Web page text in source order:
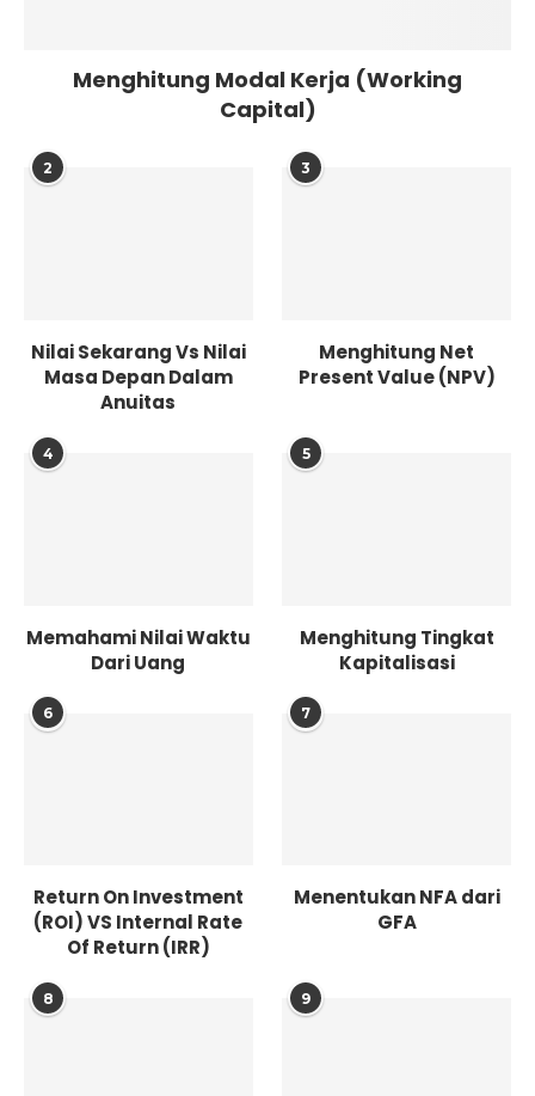
Menghitung Modal Kerja (Working
Capital)
2
Nilai Sekarang Vs Nilai
Masa Depan Dalam
Anuitas
3
Menghitung Net
Present Value (NPV)
4
Memahami Nilai Waktu
Dari Uang
5
Menghitung Tingkat
Kapitalisasi
6
Return On Investment
(ROI) VS Internal Rate
Of Return (IRR)
7
Menentukan NFA dari
GFA
8 9